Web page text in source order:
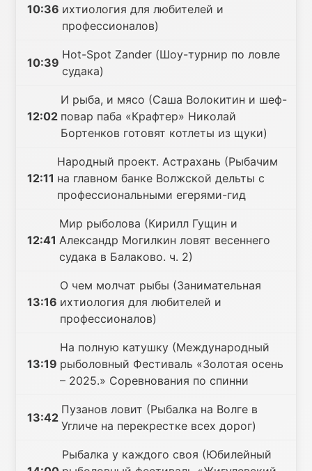
10:36 ихтиология для любителей и
профессионалов)
10:39
Hot-Spot Zander (Шоу-турнир по ловле
судака)
12:02
И рыба, и мясо (Саша Волокитин и шеф-
повар паба «Крафтер» Николай
Бортенков готовят котлеты из щуки)
12:11
Народный проект. Астрахань (Рыбачим
на главном банке Волжской дельты с
профессиональными егерями-гид
12:41
Мир рыболова (Кирилл Гущин и
Александр Могилкин ловят весеннего
судака в Балаково. ч. 2)
13:16
О чем молчат рыбы (Занимательная
ихтиология для любителей и
профессионалов)
13:19
На полную катушку (Международный
рыболовный Фестиваль «Золотая осень
– 2025.» Соревнования по спинни
13:42
Пузанов ловит (Рыбалка на Волге в
Угличе на перекрестке всех дорог)
Рыбалка у каждого своя (Юбилейный